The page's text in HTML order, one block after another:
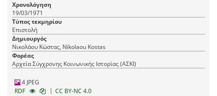
Χρονολόγηση
19/03/1971
Τύπος τεκμηρίου
Επιστολή
Δημιουργός
Νικολάου Κώστας, Nikolaou Kostas
Φορέας
Αρχεία Σύγχρονης Κοινωνικής Ιστορίας (ΑΣΚΙ)
4 JPEG
RDF
| CC BY-NC 4.0